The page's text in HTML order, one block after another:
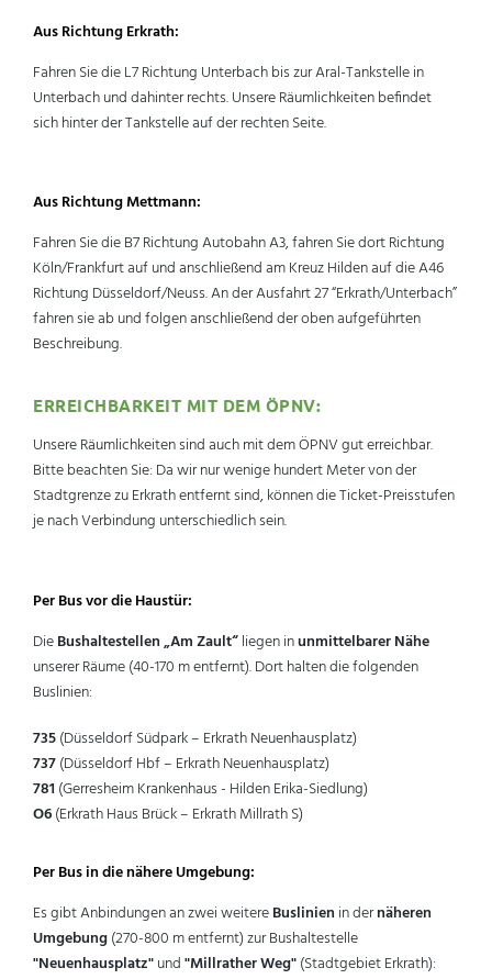
Aus Richtung Erkrath:
Fahren Sie die L7 Richtung Unterbach bis zur Aral-Tankstelle in
Unterbach und dahinter rechts. Unsere Räumlichkeiten befindet
sich hinter der Tankstelle auf der rechten Seite.
Aus Richtung Mettmann:
Fahren Sie die B7 Richtung Autobahn A3, fahren Sie dort Richtung
Köln/Frankfurt auf und anschließend am Kreuz Hilden auf die A46
Richtung Düsseldorf/Neuss. An der Ausfahrt 27 “Erkrath/Unterbach”
fahren sie ab und folgen anschließend der oben aufgeführten
Beschreibung.
ERREICHBARKEIT MIT DEM ÖPNV:
Unsere Räumlichkeiten sind auch mit dem ÖPNV gut erreichbar.
Bitte beachten Sie: Da wir nur wenige hundert Meter von der
Stadtgrenze zu Erkrath entfernt sind, können die Ticket-Preisstufen
je nach Verbindung unterschiedlich sein.
Per Bus vor die Haustür:
DieBushaltestellen „Am Zault“liegen inunmittelbarer Nähe
unserer Räume (40-170 m entfernt). Dort halten die folgenden
Buslinien:
735(Düsseldorf Südpark – Erkrath Neuenhausplatz)
737(Düsseldorf Hbf – Erkrath Neuenhausplatz)
781 (Gerresheim Krankenhaus - Hilden Erika-Siedlung)
O6(Erkrath Haus Brück – Erkrath Millrath S)
Per Bus in die nähere Umgebung:
Es gibt Anbindungen an zwei weitereBuslinien in dernäheren
Umgebung(270-800 m entfernt) zur Bushaltestelle
"Neuenhausplatz"und"Millrather Weg"(Stadtgebiet Erkrath):